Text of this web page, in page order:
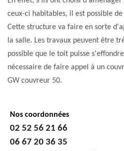
ceux-ci habitables, il est possible
Cette structure va faire en sorte
la salle. Les travaux peuvent être
possible que le toit puisse
nécessaire de faire appel à un
GW couvreur 50.
Nos coordonnées
02 52 56 21 66
06 67 20 36 35